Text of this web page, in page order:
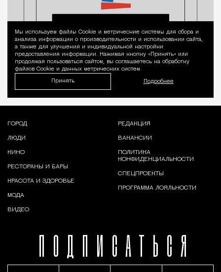
Уведомление
Мы используем файлы Сookie и метрические системы для сбора и
анализа информации о производительности и использовании сайта,
а также для улучшения и индивидуальной настройки
предоставления информации. Нажимая кнопку «Принять» или
продолжая пользоваться сайтом, вы соглашаетесь на обработку
файлов Cookie и данных метрических систем.
Принять Подробнее
ПОДПИСАТЬСЯ
ГОРОД
ЛЮДИ
КИНО
РЕСТОРАНЫ И БАРЫ
КРАСОТА И ЗДОРОВЬЕ
МОДА
ВИДЕО
РЕДАКЦИЯ
ВАКАНСИИ
ПОЛИТИКА
КОНФИДЕНЦИАЛЬНОСТИ
СПЕЦПРОЕКТЫ
ПРОГРАММА ЛОЯЛЬНОСТИ